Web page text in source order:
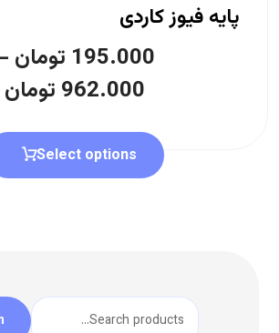
پایه فیوز کاردی
195.000 تومان
962.000 تومان
Select options